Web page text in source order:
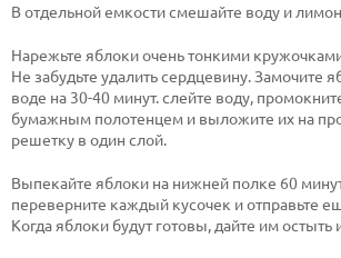
В отдельной емкости смешайте воду и
Нарежьте яблоки очень тонкими
Не забудьте удалить сердцевину. Замочите
воде на 30-40 минут. слейте воду,
бумажным полотенцем и выложите их на
решетку в один слой.
Выпекайте яблоки на нижней полке 60
переверните каждый кусочек и отправьте
Когда яблоки будут готовы, дайте им